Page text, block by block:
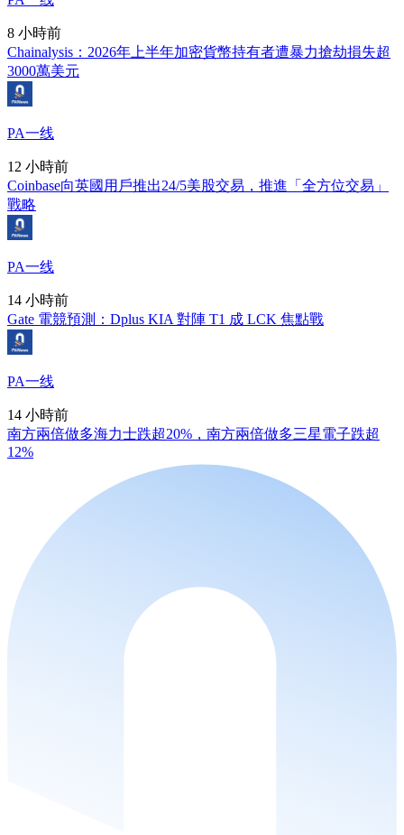
8 小時前
Chainalysis：2026年上半年加密貨幣持有者遭暴力搶劫損失超
3000萬美元
PA一线
12 小時前
Coinbase向英國用戶推出24/5美股交易，推進「全方位交易」
戰略
PA一线
14 小時前
Gate 電競預測：Dplus KIA 對陣 T1 成 LCK 焦點戰
PA一线
14 小時前
南方兩倍做多海力士跌超20%，南方兩倍做多三星電子跌超
12%